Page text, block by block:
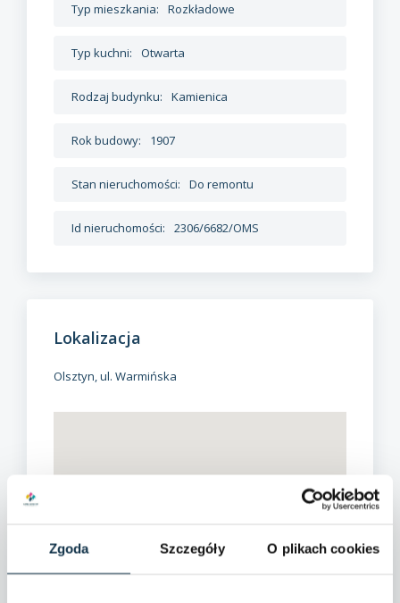
Zgoda Szczegóły O plikach cookies
Typ mieszkania: Rozkładowe
Typ kuchni: Otwarta
Rodzaj budynku: Kamienica
Rok budowy: 1907
Stan nieruchomości: Do remontu
Id nieruchomości: 2306/6682/OMS
Lokalizacja
Olsztyn, ul. Warmińska